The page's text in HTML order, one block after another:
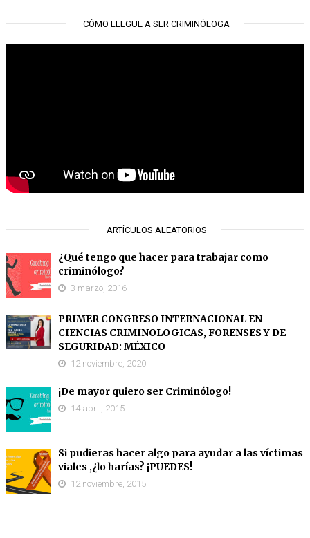
CÓMO LLEGUE A SER CRIMINÓLOGA
ARTÍCULOS ALEATORIOS
¿Qué tengo que hacer para trabajar como
criminólogo?
3 marzo, 2016
PRIMER CONGRESO INTERNACIONAL EN
CIENCIAS CRIMINOLOGICAS, FORENSES Y DE
SEGURIDAD: MÉXICO
12 noviembre, 2020
¡De mayor quiero ser Criminólogo!
14 abril, 2015
Si pudieras hacer algo para ayudar a las víctimas
viales ,¿lo harías? ¡PUEDES!
12 noviembre, 2015